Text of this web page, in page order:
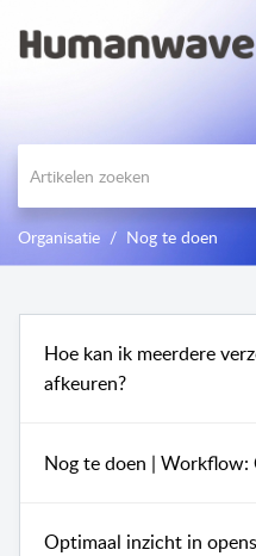
Organisatie Nog te doen
Hoe kan ik meerdere
afkeuren?
Nog te doen | Workflow:
Optimaal inzicht in